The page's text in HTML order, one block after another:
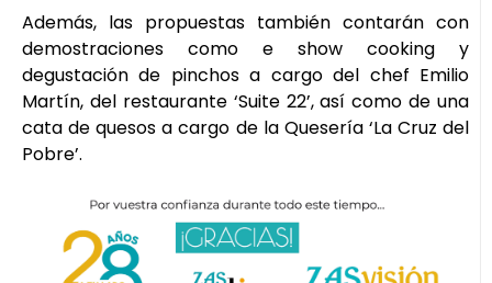
Además, las propuestas también contarán con
demostraciones como e show cooking y
degustación de pinchos a cargo del chef Emilio
Martín, del restaurante ‘Suite 22’, así como de una
cata de quesos a cargo de la Quesería ‘La Cruz del
Pobre’.